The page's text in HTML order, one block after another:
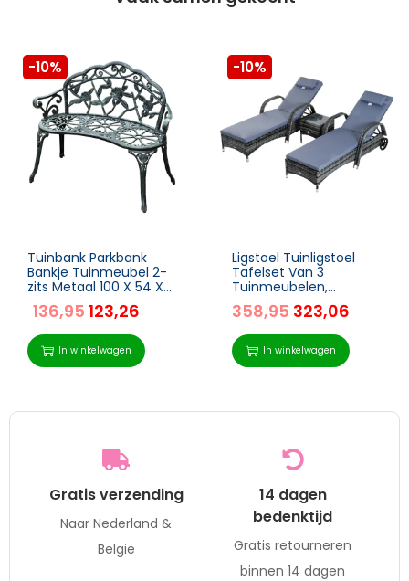
-10%
Tuinbank Parkbank
Bankje Tuinmeubel 2-
zits Metaal 100 X 54 X
78 Cm
136,95123,26
In winkelwagen
-10%
Ligstoel Tuinligstoel
Tafelset Van 3
Tuinmeubelen,
Polyrattan + Metaalgrijs
358,95 323,06
In winkelwagen
Gratis verzending
Naar Nederland &
België
14 dagen
bedenktijd
Gratis retourneren
binnen 14 dagen